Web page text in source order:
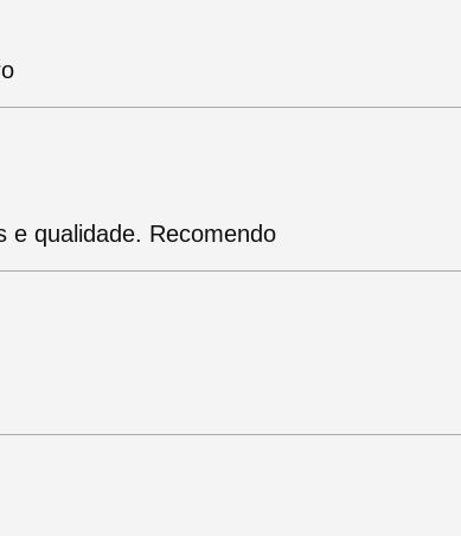
e qualidade. Recomendo